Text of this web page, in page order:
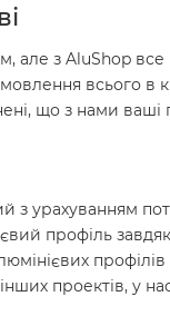
але з AluShop
всього в
що з нами
профіль
профілів
проектів, у